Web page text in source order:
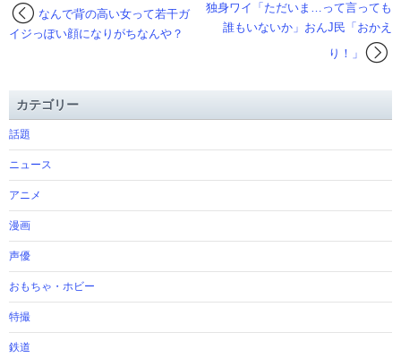
独身ワイ「ただいま…って言っても
誰もいないか」おんJ民「おかえ
り！」
なんで背の高い女って若干ガ
イジっぽい顔になりがちなんや？
カテゴリー
話題
ニュース
アニメ
漫画
声優
おもちゃ・ホビー
特撮
鉄道